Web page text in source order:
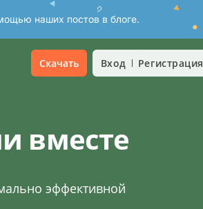
наших постов в блоге.
Скачать Вход Регистрация
вместе
эффективной